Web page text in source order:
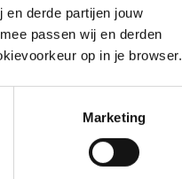
derde partijen jouw
passen wij en derden
op in je browser.
Marketing